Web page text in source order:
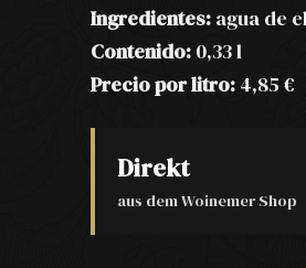
Ingredientes: agua de
Contenido: 0,33 l
Precio por litro: 4,85 €
Direkt
aus dem Woinemer Shop